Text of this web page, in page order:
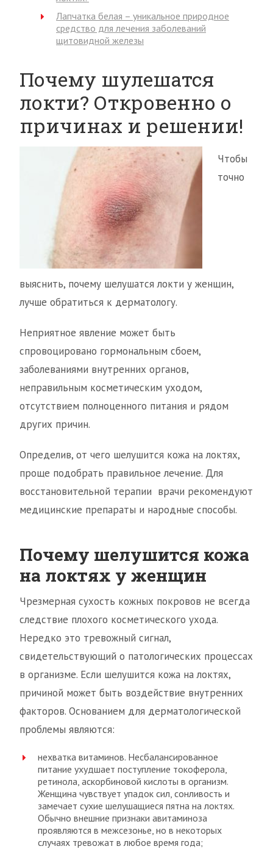
Лапчатка белая – уникальное природное
средство для лечения заболеваний
щитовидной железы
Почему шулешатся
локти? Откровенно о
причинах и решении!
Чтобы
точно
выяснить, почему шелушатся локти у женщин,
лучше обратиться к дерматологу.
Неприятное явление может быть
спровоцировано гормональным сбоем,
заболеваниями внутренних органов,
неправильным косметическим уходом,
отсутствием полноценного питания и рядом
других причин.
Определив, от чего шелушится кожа на локтях,
проще подобрать правильное лечение. Для
восстановительной терапии врачи рекомендуют
медицинские препараты и народные способы.
Почему шелушится кожа
на локтях у женщин
Чрезмерная сухость кожных покровов не всегда
следствие плохого косметического ухода.
Нередко это тревожный сигнал,
свидетельствующий о патологических процессах
в организме. Если шелушится кожа на локтях,
причиной может быть воздействие внутренних
факторов. Основанием для дерматологической
проблемы являются:
нехватка витаминов. Несбалансированное
питание ухудшает поступление токоферола,
ретинола, аскорбиновой кислоты в организм.
Женщина чувствует упадок сил, сонливость и
замечает сухие шелушащиеся пятна на локтях.
Обычно внешние признаки авитаминоза
проявляются в межсезонье, но в некоторых
случаях тревожат в любое время года;